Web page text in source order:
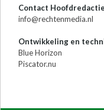
Contact Hoofdredactie
info@rechtenmedia.nl
Ontwikkeling en
Blue Horizon
Piscator.nu